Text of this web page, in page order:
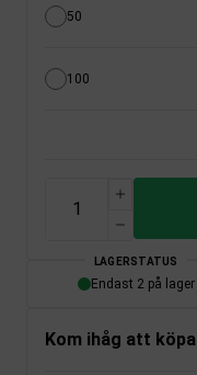
50
100
LAGERSTATUS
Endast 2 på lager
Kom ihåg att köpa